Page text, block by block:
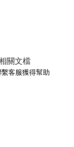
關文檔
客服獲得幫助